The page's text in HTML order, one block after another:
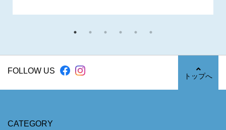
FOLLOW US
トップへ
CATEGORY